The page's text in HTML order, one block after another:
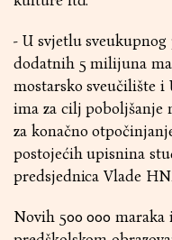
- U svjetlu sveukupnog
dodatnih 5 milijuna
mostarsko sveučilište
ima za cilj poboljšanje
za konačno
postojećih upisnina
predsjednica Vlade
Novih 500 000 maraka